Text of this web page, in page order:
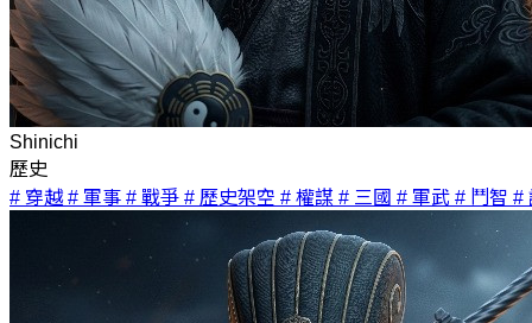
Shinichi
歷史
# 穿越# 軍事 # 戰爭 # 歷史架空 # 權謀 # 三國 # 軍武 # 鬥智 #